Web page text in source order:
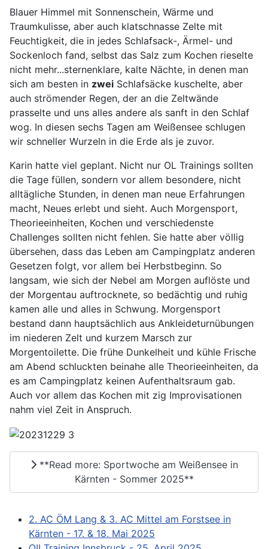
Blauer Himmel mit Sonnenschein, Wärme und
Traumkulisse, aber auch klatschnasse Zelte mit
Feuchtigkeit, die in jedes Schlafsack-, Ärmel- und
Sockenloch fand, selbst das Salz zum Kochen rieselte
nicht mehr...sternenklare, kalte Nächte, in denen man
sich am besten in zwei Schlafsäcke kuschelte, aber
auch strömender Regen, der an die Zeltwände
prasselte und uns alles andere als sanft in den Schlaf
wog. In diesen sechs Tagen am Weißensee schlugen
wir schneller Wurzeln in die Erde als je zuvor.
Karin hatte viel geplant. Nicht nur OL Trainings sollten
die Tage füllen, sondern vor allem besondere, nicht
alltägliche Stunden, in denen man neue Erfahrungen
macht, Neues erlebt und sieht. Auch Morgensport,
Theorieeinheiten, Kochen und verschiedenste
Challenges sollten nicht fehlen. Sie hatte aber völlig
übersehen, dass das Leben am Campingplatz anderen
Gesetzen folgt, vor allem bei Herbstbeginn. So
langsam, wie sich der Nebel am Morgen auflöste und
der Morgentau auftrocknete, so bedächtig und ruhig
kamen alle und alles in Schwung. Morgensport
bestand dann hauptsächlich aus Ankleideturnübungen
im niederen Zelt und kurzem Marsch zur
Morgentoilette. Die frühe Dunkelheit und kühle Frische
am Abend schluckten beinahe alle Theorieeinheiten, da
es am Campingplatz keinen Aufenthaltsraum gab.
Auch vor allem das Kochen mit zig Improvisationen
nahm viel Zeit in Anspruch.
**Read more: Sportwoche am Weißensee in
Kärnten - Sommer 2025**
2. AC ÖM Lang & 3. AC Mittel am Forstsee in
Kärnten - 17. & 18. Mai 2025